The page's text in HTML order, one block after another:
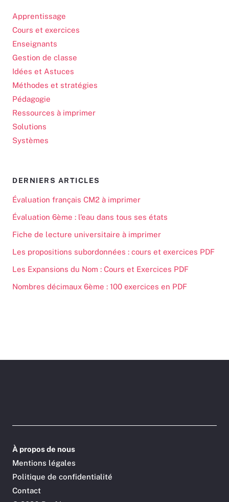
Apprentissage
Cours et exercices
Enseignants
Gestion de classe
Idées et Astuces
Méthodes et stratégies
Pédagogie
Ressources à imprimer
Solutions
Systèmes
DERNIERS ARTICLES
Évaluation français CM2 à imprimer
Évaluation 6ème : l’eau dans tous ses états
Fiche de lecture universitaire à imprimer
Les propositions subordonnées : cours et exercices PDF
Les Expansions du Nom : Cours et Exercices PDF
Nombres décimaux 6ème : 100 exercices en PDF
À propos de nous
Mentions légales
Politique de confidentialité
Contact